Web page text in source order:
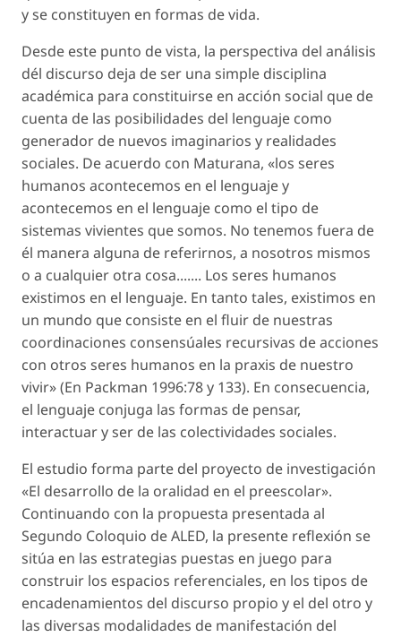
y se constituyen en formas de vida.
Desde este punto de vista, la perspectiva del análisis
dél discurso deja de ser una simple disciplina
académica para constituirse en acción social que de
cuenta de las posibilidades del lenguaje como
generador de nuevos imaginarios y realidades
sociales. De acuerdo con Maturana, «los seres
humanos acontecemos en el lenguaje y
acontecemos en el lenguaje como el tipo de
sistemas vivientes que somos. No tenemos fuera de
él manera alguna de referirnos, a nosotros mismos
o a cualquier otra cosa....... Los seres humanos
existimos en el lenguaje. En tanto tales, existimos en
un mundo que consiste en el fluir de nuestras
coordinaciones consensúales recursivas de acciones
con otros seres humanos en la praxis de nuestro
vivir» (En Packman 1996:78 y 133). En consecuencia,
el lenguaje conjuga las formas de pensar,
interactuar y ser de las colectividades sociales.
El estudio forma parte del proyecto de investigación
«El desarrollo de la oralidad en el preescolar».
Continuando con la propuesta presentada al
Segundo Coloquio de ALED, la presente reflexión se
sitúa en las estrategias puestas en juego para
construir los espacios referenciales, en los tipos de
encadenamientos del discurso propio y el del otro y
las diversas modalidades de manifestación del